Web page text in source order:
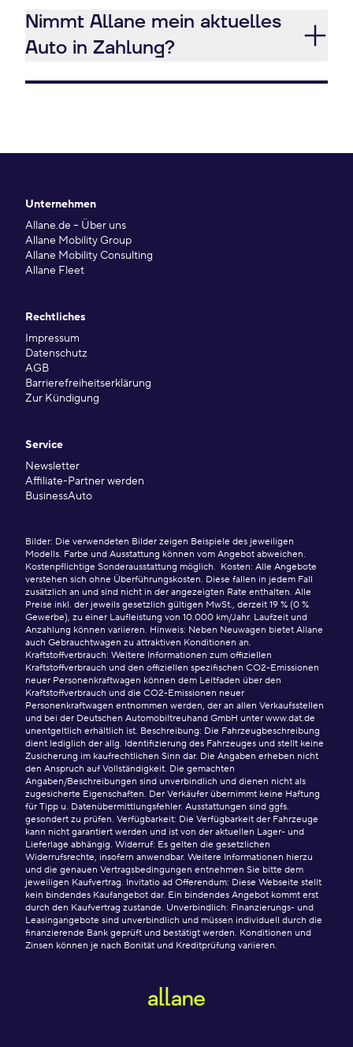
Nimmt Allane mein aktuelles
Auto in Zahlung?
Unternehmen
Allane.de – Über uns
Allane Mobility Group
Allane Mobility Consulting
Allane Fleet
Rechtliches
Impressum
Datenschutz
AGB
Barrierefreiheitserklärung
Zur Kündigung
Service
Newsletter
Affiliate-Partner werden
BusinessAuto
Bilder: Die verwendeten Bilder zeigen Beispiele des jeweiligen
Modells. Farbe und Ausstattung können vom Angebot abweichen.
Kostenpflichtige Sonderausstattung möglich. Kosten: Alle Angebote
verstehen sich ohne Überführungskosten. Diese fallen in jedem Fall
zusätzlich an und sind nicht in der angezeigten Rate enthalten. Alle
Preise inkl. der jeweils gesetzlich gültigen MwSt., derzeit 19 % (0 %
Gewerbe), zu einer Laufleistung von 10.000 km/Jahr. Laufzeit und
Anzahlung können variieren. Hinweis: Neben Neuwagen bietet Allane
auch Gebrauchtwagen zu attraktiven Konditionen an.
Kraftstoffverbrauch: Weitere Informationen zum offiziellen
Kraftstoffverbrauch und den offiziellen spezifischen CO2-Emissionen
neuer Personenkraftwagen können dem Leitfaden über den
Kraftstoffverbrauch und die CO2-Emissionen neuer
Personenkraftwagen entnommen werden, der an allen Verkaufsstellen
und bei der Deutschen Automobiltreuhand GmbH unter www.dat.de
unentgeltlich erhältlich ist. Beschreibung: Die Fahrzeugbeschreibung
dient lediglich der allg. Identifizierung des Fahrzeuges und stellt keine
Zusicherung im kaufrechtlichen Sinn dar. Die Angaben erheben nicht
den Anspruch auf Vollständigkeit. Die gemachten
Angaben/Beschreibungen sind unverbindlich und dienen nicht als
zugesicherte Eigenschaften. Der Verkäufer übernimmt keine Haftung
für Tipp u. Datenübermittlungsfehler. Ausstattungen sind ggfs.
gesondert zu prüfen. Verfügbarkeit: Die Verfügbarkeit der Fahrzeuge
kann nicht garantiert werden und ist von der aktuellen Lager- und
Lieferlage abhängig. Widerruf: Es gelten die gesetzlichen
Widerrufsrechte, insofern anwendbar. Weitere Informationen hierzu
und die genauen Vertragsbedingungen entnehmen Sie bitte dem
jeweiligen Kaufvertrag. Invitatio ad Offerendum: Diese Webseite stellt
kein bindendes Kaufangebot dar. Ein bindendes Angebot kommt erst
durch den Kaufvertrag zustande. Unverbindlich: Finanzierungs- und
Leasingangebote sind unverbindlich und müssen individuell durch die
finanzierende Bank geprüft und bestätigt werden. Konditionen und
Zinsen können je nach Bonität und Kreditprüfung variieren.